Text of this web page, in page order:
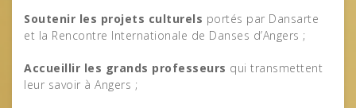
Soutenir les projets culturels portés par Dansarte
et la Rencontre Internationale de Danses d’Angers ;
Accueillir les grands professeurs qui transmettent
leur savoir à Angers ;